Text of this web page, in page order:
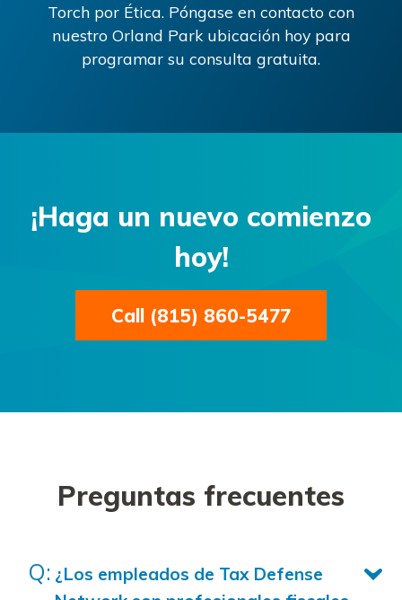
Torch por Ética. Póngase en contacto con
nuestro Orland Parkubicación hoy para
programar su consulta gratuita.
¡Haga un nuevo comienzo
hoy!
Call (815) 860-5477
Preguntas frecuentes
¿Los empleados de Tax Defense